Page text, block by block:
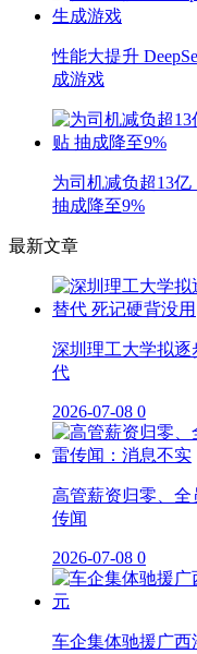
性能大提升
成游戏
为司机减负超13
抽成降至9%
最新文章
深圳理工大学拟
代
2026-07-08 0
高管薪资归零、
传闻
2026-07-08 0
车企集体驰援广西